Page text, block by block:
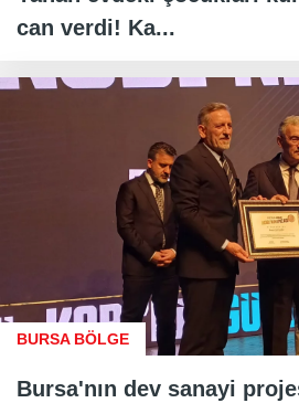
can verdi! Ka...
BURSA BÖLGE
Bursa'nın dev sanayi